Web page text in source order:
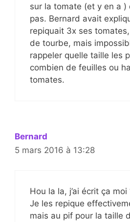
sur la tomate (et y en a )
pas. Bernard avait
repiquait 3x ses
de tourbe, mais
rappeler quelle taille les
combien de feuilles ou
tomates.
Bernard
5 mars 2016 à 13:28
Hou la la, j’ai écrit ça moi
Je les repique
mais au pif pour la taille